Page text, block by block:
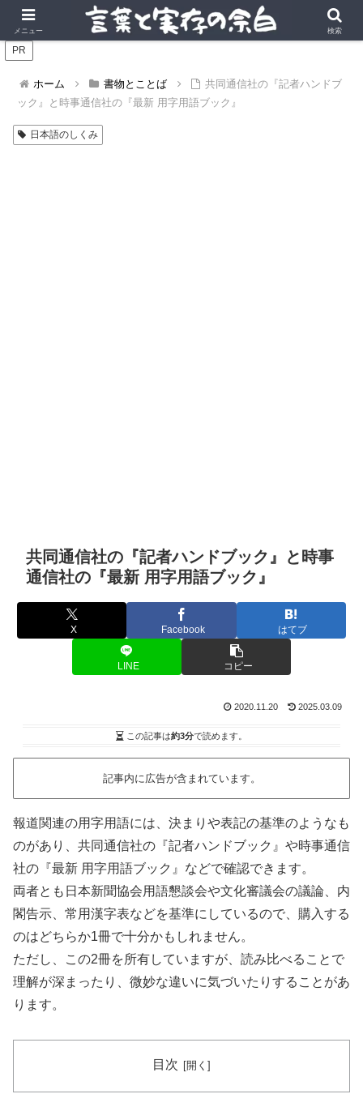
言葉の風景に、実存の深みを。
PR
ホーム 書物とことば
共同通信社の『記者ハンドブ
ック』と時事通信社の『最新 用字用語ブック』
日本語のしくみ
共同通信社の『記者ハンドブック』と時事
通信社の『最新 用字用語ブック』
X Facebook はてブ
LINE コピー
2020.11.20 2025.03.09
この記事は約3分で読めます。
記事内に広告が含まれています。
報道関連の用字用語には、決まりや表記の基準のようなも
のがあり、共同通信社の『記者ハンドブック』や時事通信
社の『最新 用字用語ブック』などで確認できます。
両者とも日本新聞協会用語懇談会や文化審議会の議論、内
閣告示、常用漢字表などを基準にしているので、購入する
のはどちらか1冊で十分かもしれません。
ただし、この2冊を所有していますが、読み比べることで
理解が深まったり、微妙な違いに気づいたりすることがあ
ります。
目次
メニュー 検索